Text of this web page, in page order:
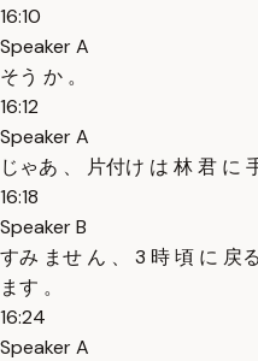
16:10
Speaker A
そう か 。
16:12
Speaker A
じゃあ 、 片付け は 林 君 に
16:18
Speaker B
すみ ませ ん 、 3 時 頃 に 戻
ます 。
16:24
Speaker A